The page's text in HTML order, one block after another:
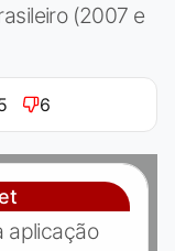
(2007 e
6
aplicação